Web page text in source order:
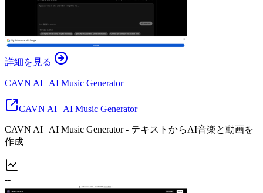
詳細を見る
CAVN AI | AI Music Generator
CAVN AI | AI Music Generator
CAVN AI | AI Music Generator - テキストからAI音楽と動画を
作成
--